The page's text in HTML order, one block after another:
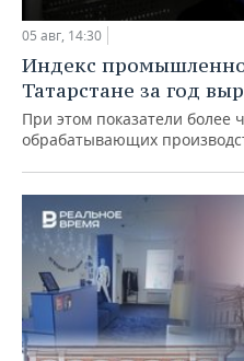
05 авг, 14:30
Индекс
Татарстане за год
При этом показатели более
обрабатывающих